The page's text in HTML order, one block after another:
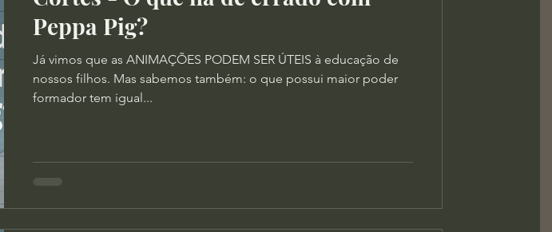
Peppa Pig?
Já vimos que as ANIMAÇÕES PODEM SER ÚTEIS à educação de
nossos filhos. Mas sabemos também: o que possui maior poder
formador tem igual...